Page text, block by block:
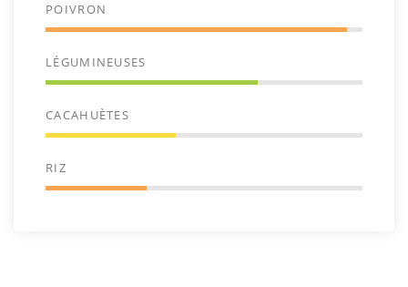
POIVRON
LÉGUMINEUSES
CACAHUÈTES
RIZ